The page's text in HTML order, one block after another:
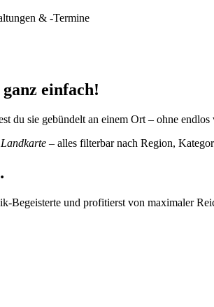
& -Termine
einfach!
sie gebündelt an einem Ort – ohne endlos
Landkarte – alles filterbar nach Region,
und profitierst von maximaler